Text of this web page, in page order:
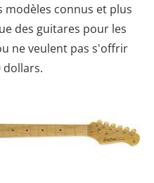
connus et plus
des guitares pour les
ne veulent pas s'offrir
dollars.